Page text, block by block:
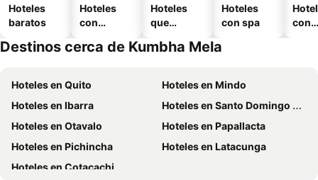
Hoteles
baratos
Hoteles
con
Hoteles
que
mascotas
Hoteles
con spa
con
Destinos cerca de Kumbha Mela
Hoteles en Quito
Hoteles en Mindo
Hoteles en Ibarra
Hoteles en Santo Domingo de los Colorados
Hoteles en Otavalo
Hoteles en Papallacta
Hoteles en Pichincha
Hoteles en Latacunga
Hoteles en Cotacachi